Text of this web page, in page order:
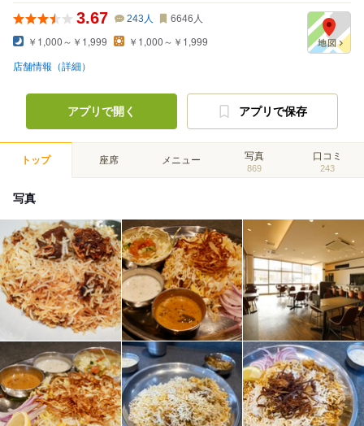
3.67 243人 6646 人
￥1,000～￥1,999 ￥1,000～￥1,999
店舗情報（詳細）
アプリで開く アプリで保存
トップ 座席 メニュー 写真
869
口コミ
243
写真